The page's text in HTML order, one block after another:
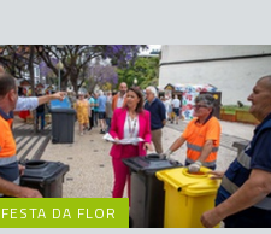
FESTA DA FLOR